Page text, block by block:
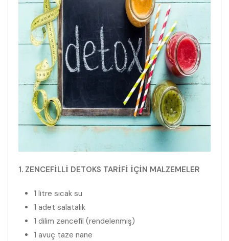
1. ZENCEFİLLİ DETOKS TARİFİ İÇİN MALZEMELER
1 litre sıcak su
1 adet salatalık
1 dilim zencefil (rendelenmiş)
1 avuç taze nane